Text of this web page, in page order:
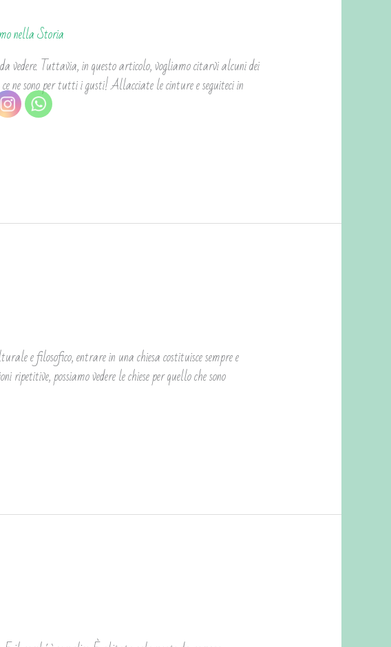
nella Storia
vedere. Tuttavia, in questo articolo, vogliamo citarvi alcuni dei
ne sono per tutti i gusti! Allacciate le cinture e seguiteci in
e filosofico, entrare in una chiesa costituisce sempre e
possiamo vedere le chiese per quello che sono